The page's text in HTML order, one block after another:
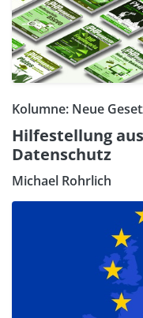
Kolumne: Neue
Hilfestellung
Datenschutz
Michael Rohrlich